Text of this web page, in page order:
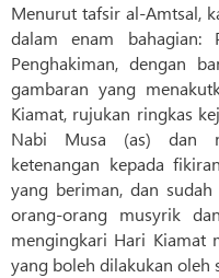
Menurut tafsir al-Amtsal,
dalam enam bahagian:
Penghakiman, dengan
gambaran yang
Kiamat, rujukan ringkas
Nabi Musa (as) dan
ketenangan kepada
yang beriman, dan
orang-orang musyrik
mengingkari Hari Kiamat
yang boleh dilakukan oleh